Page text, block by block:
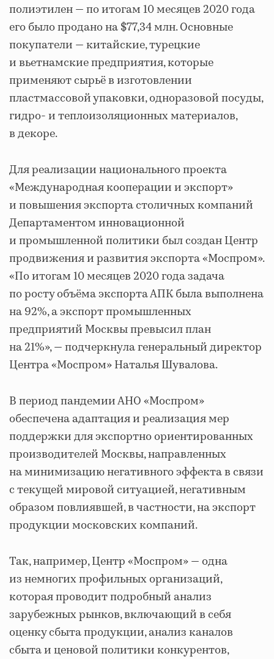
полиэтилен — по итогам 10 месяцев 2020 года
его было продано на $77,34 млн. Основные
покупатели — китайские, турецкие
и вьетнамские предприятия, которые
применяют сырьё в изготовлении
пластмассовой упаковки, одноразовой посуды,
гидро- и теплоизоляционных материалов,
в декоре.
Для реализации национального проекта
«Международная кооперации и экспорт»
и повышения экспорта столичных компаний
Департаментом инновационной
и промышленной политики был создан Центр
продвижения и развития экспорта «Моспром».
«По итогам 10 месяцев 2020 года задача
по росту объёма экспорта АПК была выполнена
на 92%, а экспорт промышленных
предприятий Москвы превысил план
на 21%», — подчеркнула генеральный директор
Центра «Моспром» Наталья Шувалова.
В период пандемии АНО «Моспром»
обеспечена адаптация и реализация мер
поддержки для экспортно ориентированных
производителей Москвы, направленных
на минимизацию негативного эффекта в связи
с текущей мировой ситуацией, негативным
образом повлиявшей, в частности, на экспорт
продукции московских компаний.
Так, например, Центр «Моспром» — одна
из немногих профильных организаций,
которая проводит подробный анализ
зарубежных рынков, включающий в себя
оценку сбыта продукции, анализ каналов
сбыта и ценовой политики конкурентов,